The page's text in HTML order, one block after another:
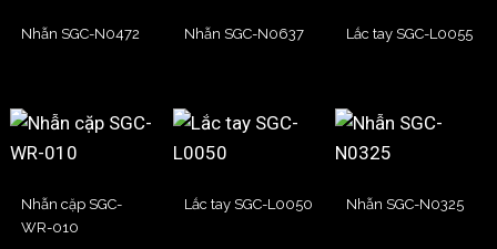
Nhẫn SGC-N0472 Nhẫn SGC-N0637 Lắc tay SGC-L0055
Nhẫn cặp SGC-
WR-010
Lắc tay SGC-L0050 Nhẫn SGC-N0325